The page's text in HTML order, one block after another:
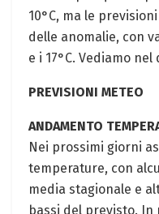
10°C, ma le
delle anomalie, con
e i 17°C. Vediamo
PREVISIONI METEO
ANDAMENTO
Nei prossimi giorni
temperature, con
media stagionale e
bassi del previsto. In